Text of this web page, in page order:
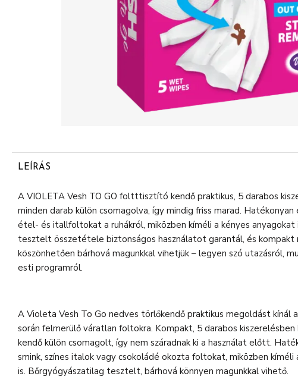
LEÍRÁS
A VIOLETA Vesh TO GO foltttisztító kendő praktikus, 5 darabos
minden darab külön csomagolva, így mindig friss marad.
étel- és itallfoltokat a ruhákról, miközben kíméli a kényes anyagokat
tesztelt összetétele biztonságos használatot garantál, és kompakt
köszönhetően bárhová magunkkal vihetjük – legyen szó utazásról,
esti programról.
A Violeta Vesh To Go nedves törlőkendő praktikus megoldást kínál
során felmerülő váratlan foltokra. Kompakt, 5 darabos kiszerelésben
kendő külön csomagolt, így nem száradnak ki a használat előtt.
smink, színes italok vagy csokoládé okozta foltokat, miközben kíméli
is. Bőrgyógyászatilag tesztelt, bárhová könnyen magunkkal vihető.